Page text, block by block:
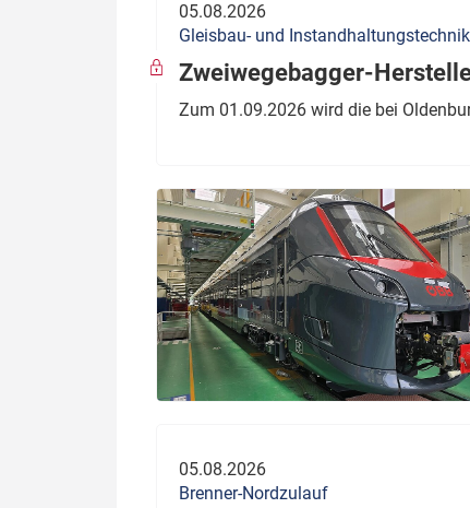
Thema des Monats
Dossier: Generalsanierung
Dossier: ETCS
05.08.2026
Gleisbau- und Instandhaltungstechnik
Zweiwegebagger-
Zum 01.09.2026 wird die bei
05.08.2026
Brenner-Nordzulauf